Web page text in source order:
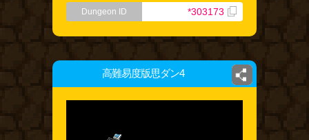
Dungeon ID *303173
高難易度版思ダン4